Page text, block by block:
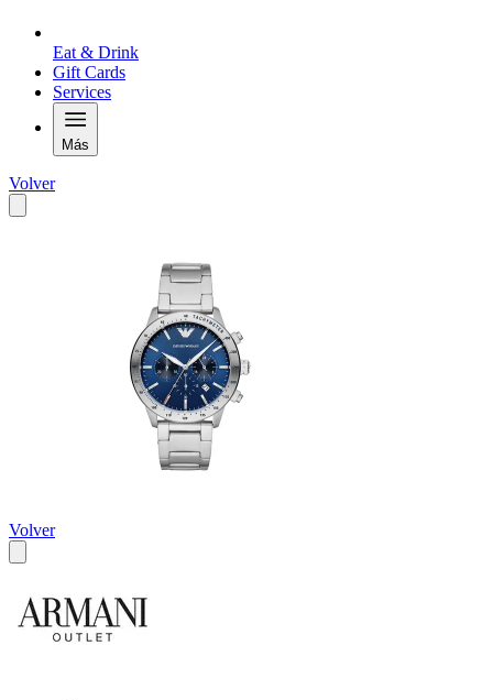
Eat & Drink
Gift Cards
Services
Más
Volver
Volver